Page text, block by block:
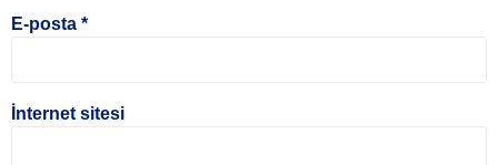
E-posta *
İnternet sitesi